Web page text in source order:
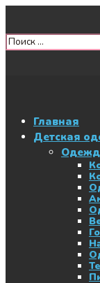
Главная
Детская